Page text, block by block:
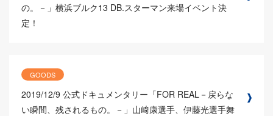
の。－」横浜ブルク13 DB.スターマン来場イベント決
定！
GOODS
2019/12/9 公式ドキュメンタリー「FOR REAL－戻らな
い瞬間、残されるもの。－」山﨑康選手、伊藤光選手舞